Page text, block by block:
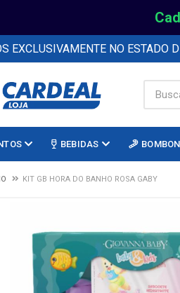
EXCLUSIVAMENTE NO ESTADO
BEBIDAS
KIT GB HORA DO BANHO ROSA GABY